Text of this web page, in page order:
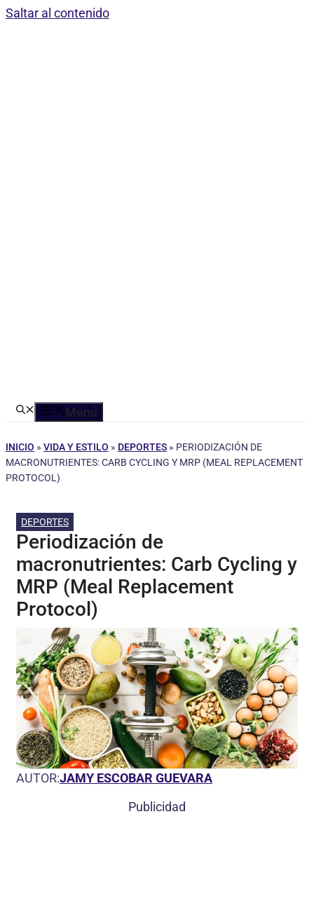
Saltar al contenido
Menú
INICIO » VIDA Y ESTILO » DEPORTES » PERIODIZACIÓN DE
MACRONUTRIENTES: CARB CYCLING Y MRP (MEAL REPLACEMENT
PROTOCOL)
DEPORTES
Periodización de
macronutrientes: Carb Cycling y
MRP (Meal Replacement
Protocol)
AUTOR:JAMY ESCOBAR GUEVARA
Publicidad